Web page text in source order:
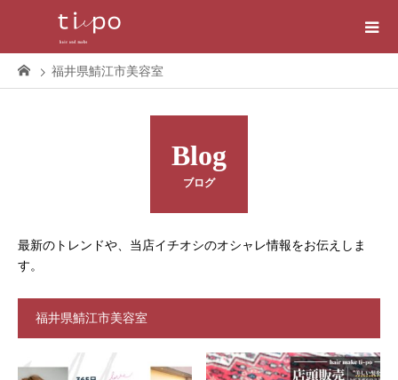
福井県鯖江市美容室
Blog
ブログ
最新のトレンドや、当店イチオシのオシャレ情報をお伝えしま
す。
福井県鯖江市美容室